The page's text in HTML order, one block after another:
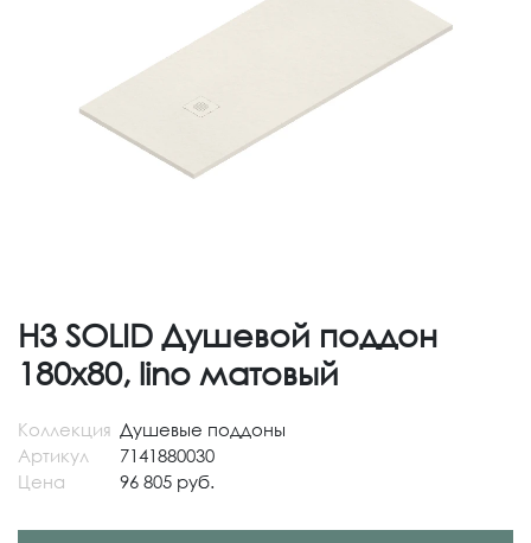
H3 SOLID Душевой поддон
180x80, lino матовый
Коллекция Душевые поддоны
Артикул
7141880030
Цена
96 805 руб.